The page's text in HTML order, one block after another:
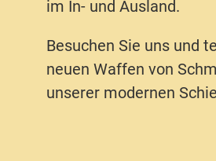
im In- und Ausland.
Besuchen Sie uns und
neuen Waffen von
unserer modernen